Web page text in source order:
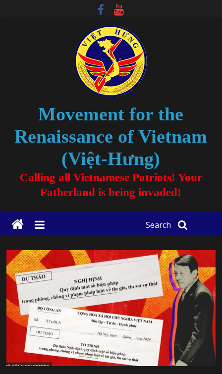
Movement for the
Renaissance of Vietnam
(Việt-Hưng)
Calling all Vietnamese Patriots! Your
Fatherland is being invaded!
Search